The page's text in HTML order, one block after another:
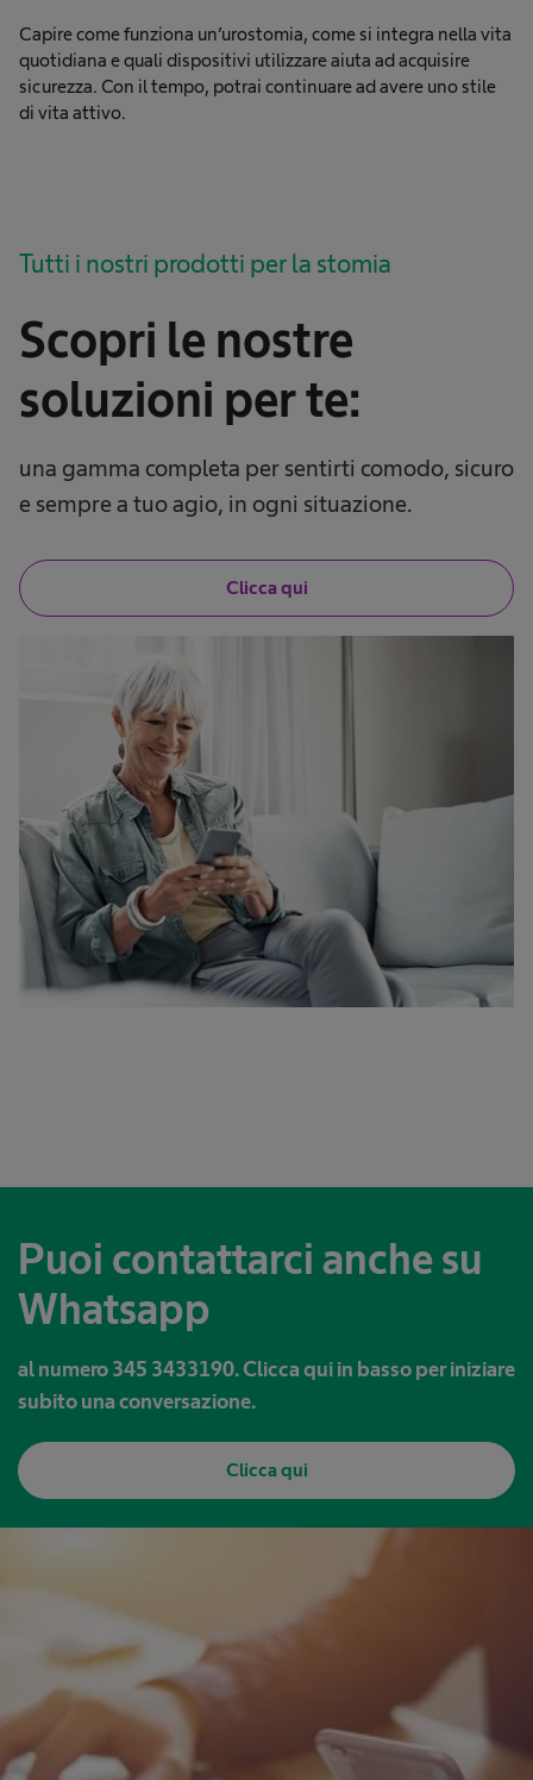
Capire come funziona un’urostomia, come si integra nella vita
quotidiana e quali dispositivi utilizzare aiuta ad acquisire
sicurezza. Con il tempo, potrai continuare ad avere uno stile
di vita attivo.
Tutti i nostri prodotti per la stomia
Scopri le nostre
soluzioni per te:
una gamma completa per sentirti comodo, sicuro
e sempre a tuo agio, in ogni situazione.
Clicca qui
Puoi contattarci anche su
Whatsapp
al numero 345 3433190. Clicca qui in basso per iniziare
subito una conversazione.
Clicca qui